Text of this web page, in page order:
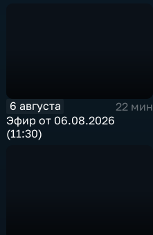
6 августа
22 мин
Эфир от 06.08.2026
(11:30)